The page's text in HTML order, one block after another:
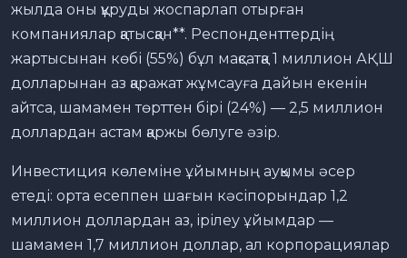
жылда оны құруды жоспарлап отырған
компаниялар қатысқан**. Респонденттердің
жартысынан көбі (55%) бұл мақсатқа 1 миллион АҚШ
долларынан аз қаражат жұмсауға дайын екенін
айтса, шамамен төрттен бірі (24%) — 2,5 миллион
доллардан астам қаржы бөлуге әзір.
Инвестиция көлеміне ұйымның ауқымы әсер
етеді: орта есеппен шағын кәсіпорындар 1,2
миллион доллардан аз, ірілеу ұйымдар —
шамамен 1,7 миллион доллар, ал корпорациялар